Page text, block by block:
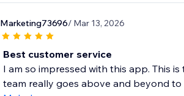
Marketing73696/ Mar 13, 2026
Best customer service
I am so impressed with this app. This
team really goes above and beyond to